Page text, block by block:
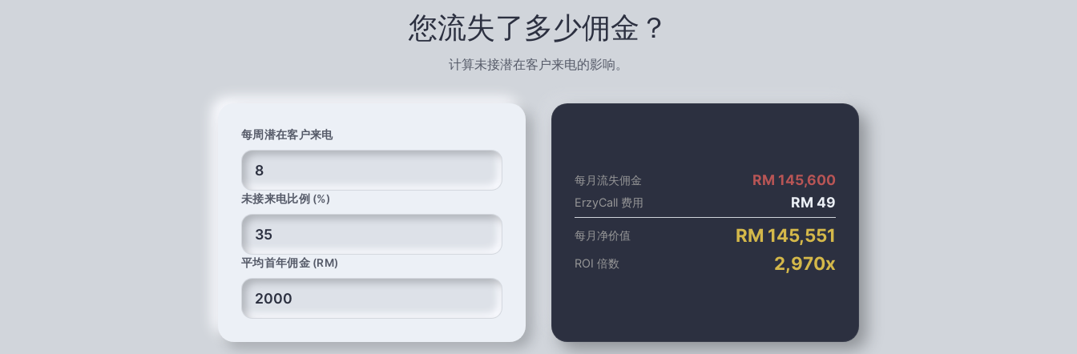
您流失了多少佣金？
计算未接潜在客户来电的影响。
每周潜在客户来电
未接来电比例 (%)
平均首年佣金 (RM)
每月流失佣金 RM 145,600
ErzyCall 费用 RM 49
每月净价值 RM 145,551
ROI 倍数 2,970x